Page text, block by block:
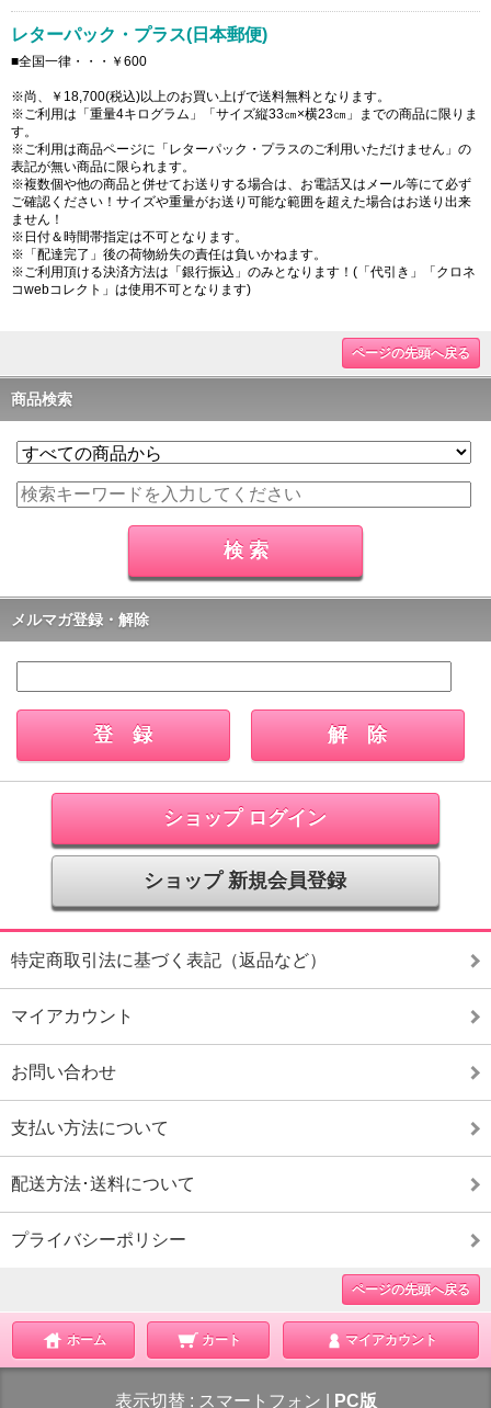
レターパック・プラス(日本郵便)
■全国一律・・・￥600
※尚、￥18,700(税込)以上のお買い上げで送料無料となります。
※ご利用は「重量4キログラム」「サイズ縦33㎝×横23㎝」までの商品に限りま
す。
※ご利用は商品ページに「レターパック・プラスのご利用いただけません」の
表記が無い商品に限られます。
※複数個や他の商品と併せてお送りする場合は、お電話又はメール等にて必ず
ご確認ください！サイズや重量がお送り可能な範囲を超えた場合はお送り出来
ません！
※日付＆時間帯指定は不可となります。
※「配達完了」後の荷物紛失の責任は負いかねます。
※ご利用頂ける決済方法は「銀行振込」のみとなります！(「代引き」「クロネ
コwebコレクト」は使用不可となります)
ページの先頭へ戻る
商品検索
メルマガ登録・解除
ショップ ログイン
ショップ 新規会員登録
特定商取引法に基づく表記（返品など）
マイアカウント
お問い合わせ
支払い方法について
配送方法･送料について
プライバシーポリシー
ページの先頭へ戻る
ホーム カート マイアカウント
表示切替 : スマートフォン PC版